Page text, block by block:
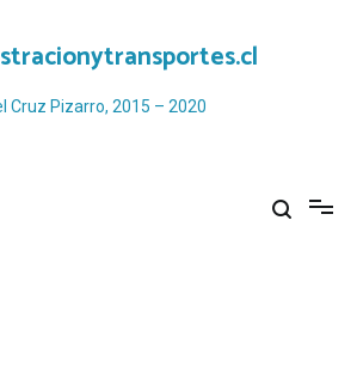
Cruz Pizarro, 2015 – 2020